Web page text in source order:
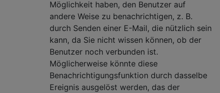
Möglichkeit haben, den Benutzer auf
andere Weise zu benachrichtigen, z. B.
durch Senden einer E-Mail, die nützlich sein
kann, da Sie nicht wissen können, ob der
Benutzer noch verbunden ist.
Möglicherweise könnte diese
Benachrichtigungsfunktion durch dasselbe
Ereignis ausgelöst werden, das der